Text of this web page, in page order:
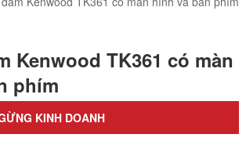
Kenwood TK361 có màn
phím
KINH DOANH